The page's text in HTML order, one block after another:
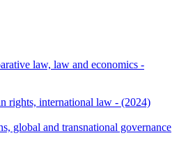
law, law and economics -
rights, international law - (2024)
global and transnational governance